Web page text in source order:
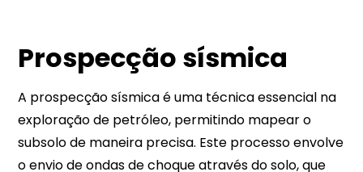
Prospecção sísmica
A prospecção sísmica é uma técnica essencial na
exploração de petróleo, permitindo mapear o
subsolo de maneira precisa. Este processo envolve
o envio de ondas de choque através do solo, que